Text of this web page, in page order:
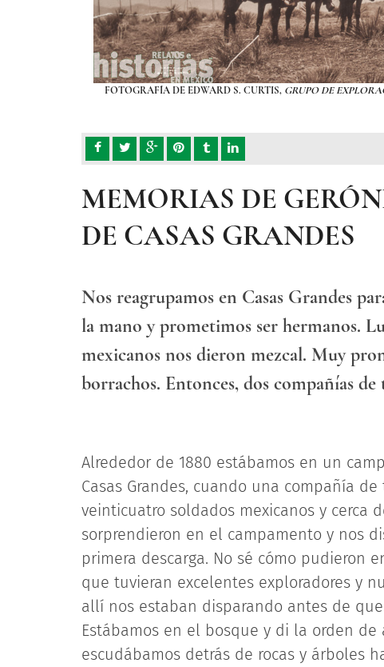
FOTOGRAFÍA DE EDWARD S. CURTIS, GRUPO DE
MEMORIAS DE
DE CASAS GRANDES
Nos reagrupamos en Casas Grandes
la mano y prometimos ser hermanos.
mexicanos nos dieron mezcal. Muy
borrachos. Entonces, dos compañías
Alrededor de 1880 estábamos en un
Casas Grandes, cuando una compañía
veinticuatro soldados mexicanos y cerca
sorprendieron en el campamento y nos
primera descarga. No sé cómo pudieron
que tuvieran excelentes exploradores y
allí nos estaban disparando antes de
Estábamos en el bosque y di la orden
escudábamos detrás de rocas y árboles